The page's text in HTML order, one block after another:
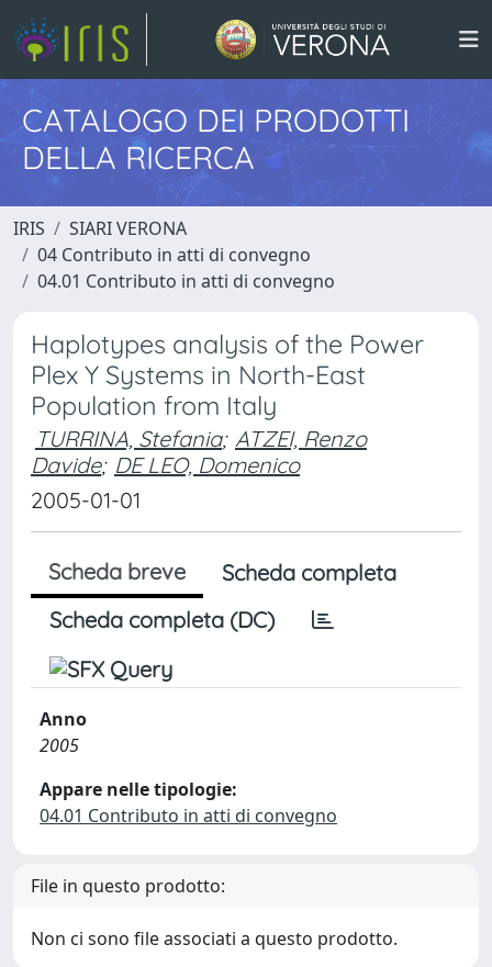
CATALOGO DEI PRODOTTI
DELLA RICERCA
IRIS
SIARI VERONA
04 Contributo in atti di convegno
04.01 Contributo in atti di convegno
Haplotypes analysis of the Power
Plex Y Systems in North-East
Population from Italy
TURRINA, Stefania; ATZEI, Renzo
Davide; DE LEO, Domenico
2005-01-01
Scheda breve
Scheda completa
Scheda completa (DC)
Anno
2005
Appare nelle tipologie:
04.01 Contributo in atti di convegno
File in questo prodotto:
Non ci sono file associati a questo prodotto.